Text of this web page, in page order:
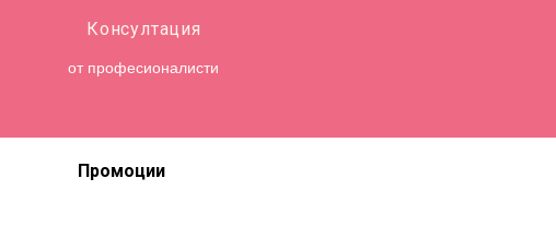
Консултация
от професионалисти
Промоции